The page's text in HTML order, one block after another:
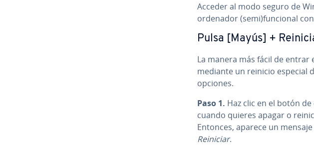
Acceder al modo seguro de
ordenador (semi)funcional
Pulsa [Mayús] +
La manera más fácil de entrar
mediante un reinicio especial
opciones.
Paso 1. Haz clic en el botón
cuando quieres apagar o
Entonces, aparece un
Reiniciar.